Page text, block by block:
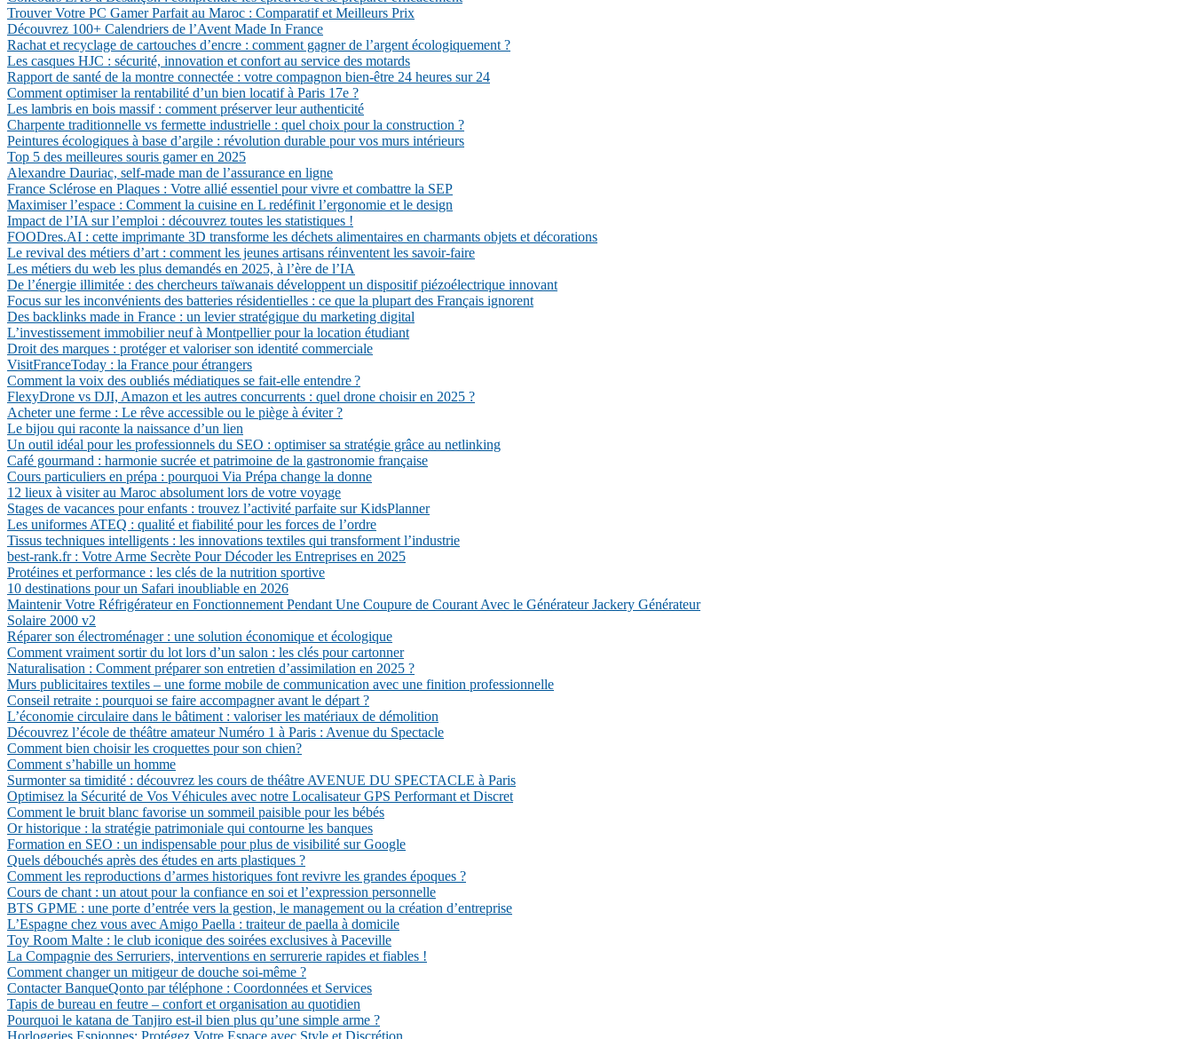
Trouver Votre PC Gamer Parfait au Maroc : Comparatif et Meilleurs Prix
Découvrez 100+ Calendriers de l’Avent Made In France
Rachat et recyclage de cartouches d’encre : comment gagner de l’argent écologiquement ?
Les casques HJC : sécurité, innovation et confort au service des motards
Rapport de santé de la montre connectée : votre compagnon bien-être 24 heures sur 24
Comment optimiser la rentabilité d’un bien locatif à Paris 17e ?
Les lambris en bois massif : comment préserver leur authenticité
Charpente traditionnelle vs fermette industrielle : quel choix pour la construction ?
Peintures écologiques à base d’argile : révolution durable pour vos murs intérieurs
Top 5 des meilleures souris gamer en 2025
Alexandre Dauriac, self-made man de l’assurance en ligne
France Sclérose en Plaques : Votre allié essentiel pour vivre et combattre la SEP
Maximiser l’espace : Comment la cuisine en L redéfinit l’ergonomie et le design
Impact de l’IA sur l’emploi : découvrez toutes les statistiques !
FOODres.AI : cette imprimante 3D transforme les déchets alimentaires en charmants objets et décorations
Le revival des métiers d’art : comment les jeunes artisans réinventent les savoir-faire
Les métiers du web les plus demandés en 2025, à l’ère de l’IA
De l’énergie illimitée : des chercheurs taïwanais développent un dispositif piézoélectrique innovant
Focus sur les inconvénients des batteries résidentielles : ce que la plupart des Français ignorent
Des backlinks made in France : un levier stratégique du marketing digital
L’investissement immobilier neuf à Montpellier pour la location étudiant
Droit des marques : protéger et valoriser son identité commerciale
VisitFranceToday : la France pour étrangers
Comment la voix des oubliés médiatiques se fait-elle entendre ?
FlexyDrone vs DJI, Amazon et les autres concurrents : quel drone choisir en 2025 ?
Acheter une ferme : Le rêve accessible ou le piège à éviter ?
Le bijou qui raconte la naissance d’un lien
Un outil idéal pour les professionnels du SEO : optimiser sa stratégie grâce au netlinking
Café gourmand : harmonie sucrée et patrimoine de la gastronomie française
Cours particuliers en prépa : pourquoi Via Prépa change la donne
12 lieux à visiter au Maroc absolument lors de votre voyage
Stages de vacances pour enfants : trouvez l’activité parfaite sur KidsPlanner
Les uniformes ATEQ : qualité et fiabilité pour les forces de l’ordre
Tissus techniques intelligents : les innovations textiles qui transforment l’industrie
best-rank.fr : Votre Arme Secrète Pour Décoder les Entreprises en 2025
Protéines et performance : les clés de la nutrition sportive
10 destinations pour un Safari inoubliable en 2026
Maintenir Votre Réfrigérateur en Fonctionnement Pendant Une Coupure de Courant Avec le Générateur Jackery Générateur
Solaire 2000 v2
Réparer son électroménager : une solution économique et écologique
Comment vraiment sortir du lot lors d’un salon : les clés pour cartonner
Naturalisation : Comment préparer son entretien d’assimilation en 2025 ?
Murs publicitaires textiles – une forme mobile de communication avec une finition professionnelle
Conseil retraite : pourquoi se faire accompagner avant le départ ?
L’économie circulaire dans le bâtiment : valoriser les matériaux de démolition
Découvrez l’école de théâtre amateur Numéro 1 à Paris : Avenue du Spectacle
Comment bien choisir les croquettes pour son chien?
Comment s’habille un homme
Surmonter sa timidité : découvrez les cours de théâtre AVENUE DU SPECTACLE à Paris
Optimisez la Sécurité de Vos Véhicules avec notre Localisateur GPS Performant et Discret
Comment le bruit blanc favorise un sommeil paisible pour les bébés
Or historique : la stratégie patrimoniale qui contourne les banques
Formation en SEO : un indispensable pour plus de visibilité sur Google
Quels débouchés après des études en arts plastiques ?
Comment les reproductions d’armes historiques font revivre les grandes époques ?
Cours de chant : un atout pour la confiance en soi et l’expression personnelle
BTS GPME : une porte d’entrée vers la gestion, le management ou la création d’entreprise
L’Espagne chez vous avec Amigo Paella : traiteur de paella à domicile
Toy Room Malte : le club iconique des soirées exclusives à Paceville
La Compagnie des Serruriers, interventions en serrurerie rapides et fiables !
Comment changer un mitigeur de douche soi-même ?
Contacter BanqueQonto par téléphone : Coordonnées et Services
Tapis de bureau en feutre – confort et organisation au quotidien
Pourquoi le katana de Tanjiro est-il bien plus qu’une simple arme ?
Horlogeries Espionnes: Protégez Votre Espace avec Style et Discrétion